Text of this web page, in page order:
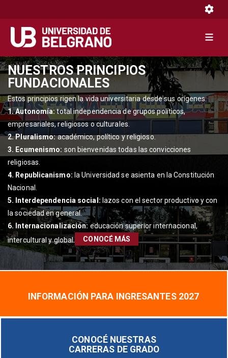
Pasar
al
contenido
principal
NUESTROS PRINCIPIOS
FUNDACIONALES
Estos principios rigen la vida universitaria desde sus orígenes:
1. Autonomía:total independencia de grupos políticos,
empresariales, religiosos o culturales.
2. Pluralismo:académico, político y religioso.
3. Ecumenismo: son bienvenidas todas las convicciones
religiosas.
4. Republicanismo: la Universidad se asienta en la Constitución
Nacional.
5. Interdependencia social: lazos con el sector productivo y con
la sociedad en general.
6. Internacionalización: educación superior internacional,
intercultural y global.
CONOCÉ MÁS
INFORMACIÓN PARA INGRESANTES 2027
CONOCÉ NUESTRAS
CARRERAS DE GRADO